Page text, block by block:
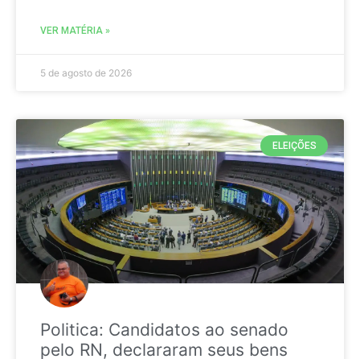
VER MATÉRIA »
5 de agosto de 2026
ELEIÇÕES
Politica: Candidatos ao senado
pelo RN, declararam seus bens